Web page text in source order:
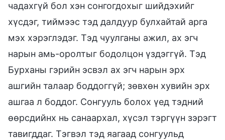
чадахгүй бол хэн сонгогдохыг шийдэхийг
хүсдэг, тиймээс тэд далдуур булхайтай арга
мэх хэрэглэдэг. Тэд чуулганы ажил, ах эгч
нарын амь-оролтыг бодолцон үздэггүй. Тэд
Бурханы гэрийн эсвэл ах эгч нарын эрх
ашгийн талаар боддоггүй; зөвхөн хувийн эрх
ашгаа л боддог. Сонгууль болох үед тэдний
өөрсдийнх нь санаархал, хүсэл тэргүүн зэрэгт
тавигддаг. Тэгвэл тэд яагаад сонгуульд